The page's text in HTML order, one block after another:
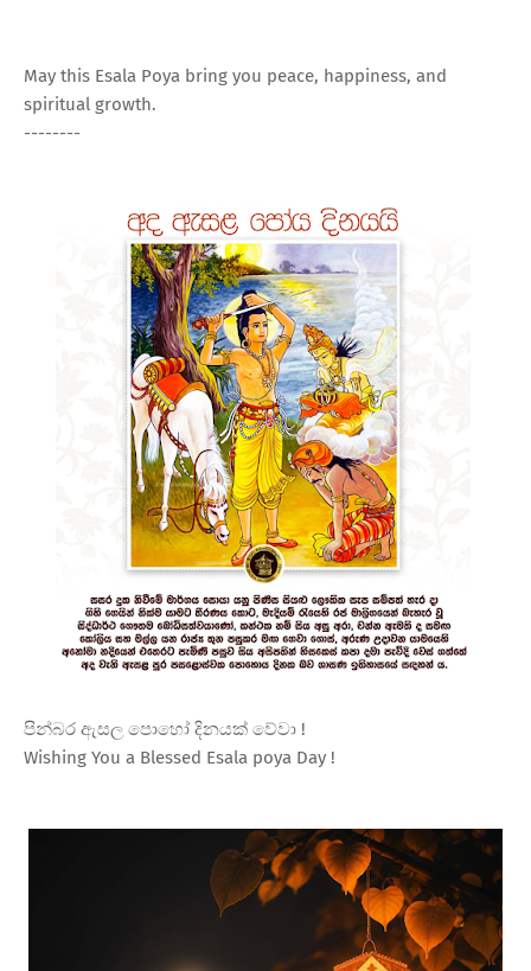
May this Esala Poya bring you peace, happiness, and
spiritual growth.
--------
පින්බර ඇසල පොහෝ දිනයක් වේවා !
Wishing You a Blessed Esala poya Day !